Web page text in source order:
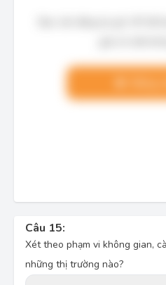
Câu 15:
Xét theo phạm vi không gian,
những thị trường nào?